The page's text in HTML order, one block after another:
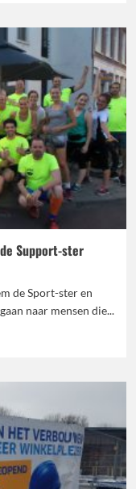
Support-ster
de Sport-ster en
naar mensen die...